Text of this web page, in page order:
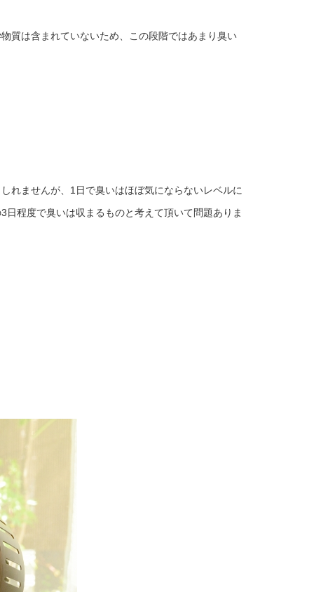
質は含まれていないため、この段階ではあまり臭い
れませんが、1日で臭いはほぼ気にならないレベルに
程度で臭いは収まるものと考えて頂いて問題ありま